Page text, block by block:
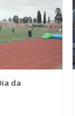
da